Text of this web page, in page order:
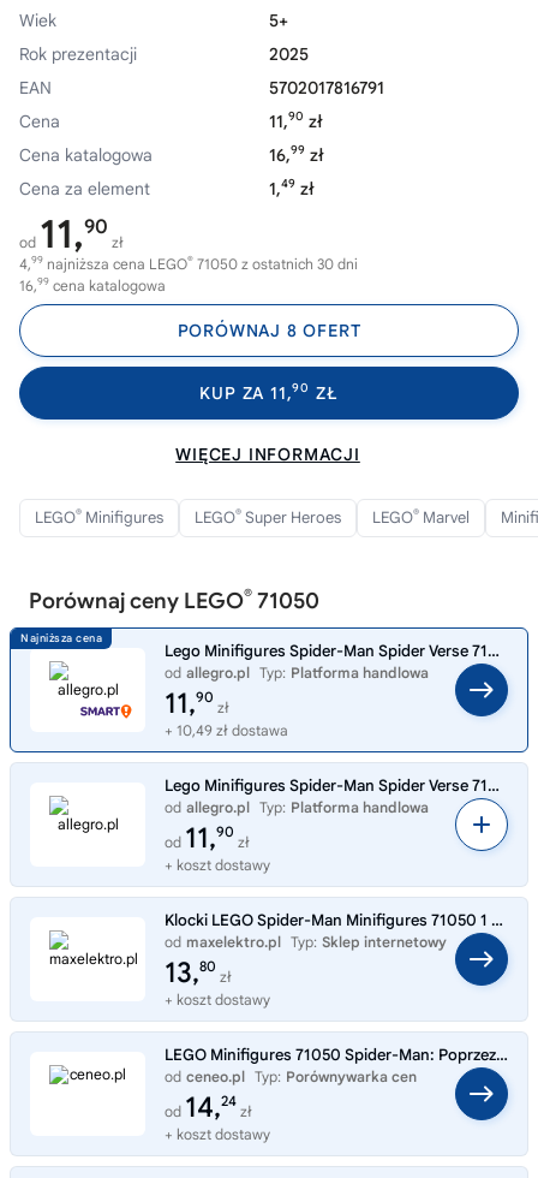
Wiek
5+
Rok prezentacji
2025
EAN
5702017816791
Cena
11,90 zł
Cena katalogowa
16,99 zł
Cena za element
1,49 zł
od 11,90
zł
4,99 najniższa cena LEGO® 71050 z ostatnich 30 dni
16,99 cena katalogowa
PORÓWNAJ 8 OFERT
KUP ZA 11,90 ZŁ
WIĘCEJ INFORMACJI
LEGO® Minifigures LEGO® Super Heroes LEGO® Marvel
Porównaj ceny LEGO® 71050
Lego Minifigures Spider-Man Spider Verse 71050 Sun-Spider #8
od allegro.pl Typ: Platforma handlowa
11,90
zł
+ 10,49 zł dostawa
Lego Minifigures Spider-Man Spider Verse 71050 Sun-Spider #8
od allegro.pl Typ: Platforma handlowa
od 11,90
zł
+ koszt dostawy
Klocki LEGO Spider-Man Minifigures 71050 1 szt.
od maxelektro.pl Typ: Sklep internetowy
13,80
zł
+ koszt dostawy
LEGO Minifigures 71050 Spider-Man: Poprzez multiwersum
od ceneo.pl Typ: Porównywarka cen
od 14,24
zł
+ koszt dostawy